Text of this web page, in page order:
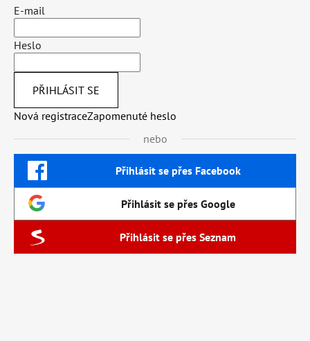
E-mail
Heslo
PŘIHLÁSIT SE
Nová registraceZapomenuté heslo
nebo
Přihlásit se přes Facebook
Přihlásit se přes Google
Přihlásit se přes Seznam